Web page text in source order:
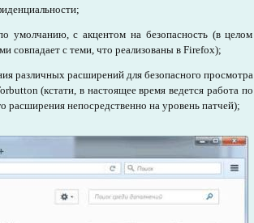
умолчанию, с акцентом на безопасность (в целом
совпадает с теми, что реализованы в Firefox);
различных расширений для безопасного просмотра
(кстати, в настоящее время ведется работа по
расширения непосредственно на уровень патчей);